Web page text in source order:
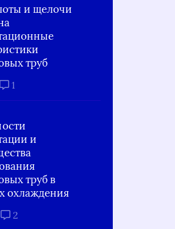
и щелочи
труб
1
и
труб в
охлаждения
2